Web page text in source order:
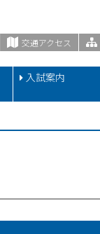
交通アクセス
入試案内